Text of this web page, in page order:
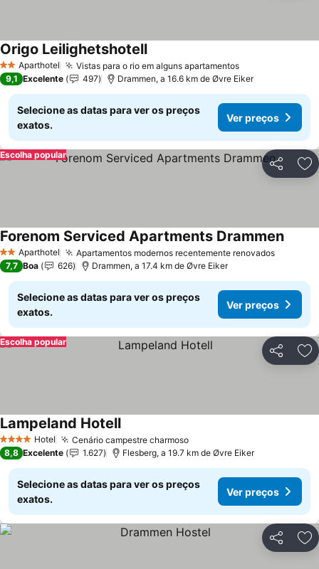
2 EstrelasAparthotel Vistas para o rio em alguns apartamentos
Origo Leilighetshotell
9,1 Excelente 497 Drammen, a 16.6 km de Øvre Eiker
Selecione as datas para ver os preços
exatos.
Ver preços
Partilhar
Escolha popular
2 EstrelasAparthotel Apartamentos modernos recentemente renovados
Forenom Serviced Apartments Drammen
7,7 Boa 626 Drammen, a 17.4 km de Øvre Eiker
Selecione as datas para ver os preços
exatos.
Ver preços
Partilhar
Escolha popular
4 EstrelasHotel Cenário campestre charmoso
Lampeland Hotell
8,8 Excelente 1.627 Flesberg, a 19.7 km de Øvre Eiker
Selecione as datas para ver os preços
exatos.
Ver preços
Partilhar